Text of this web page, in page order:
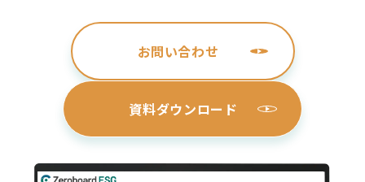
お問い合わせ
資料ダウンロード